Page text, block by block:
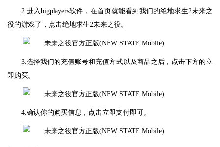
2.进入bigplayers软件，在首页就能看到我们的绝地求生2未来之
役的游戏了，点击绝地求生2未来之役。
3.选择我们的充值账号和充值方式以及商品之后，点击下方的立
即购买。
4.确认你的购买信息，点击立即支付即可。